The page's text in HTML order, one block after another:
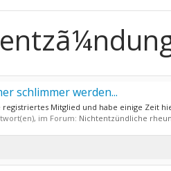
schlimmer werden...
Mitglied und habe einige Zeit
im Forum: Nichtentzündliche